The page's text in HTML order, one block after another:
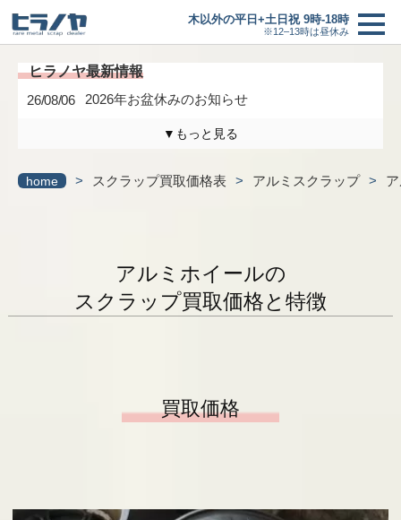
木以外の平日+土日祝 9時-18時
※12–13時は昼休み
新着情報
26/08/06 2026年お盆休みのお知らせ
▼もっと見る
最新情報一覧へ
home > スクラップ買取価格表 > アルミスクラップ >
アルミホイールの
スクラップ買取価格と特徴
買取価格